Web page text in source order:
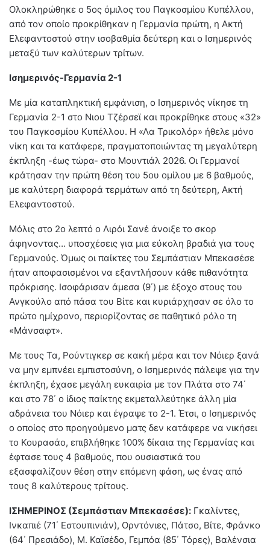
Ολοκληρώθηκε ο 5ος όμιλος του Παγκοσμίου Κυπέλλου,
από τον οποίο προκρίθηκαν η Γερμανία πρώτη, η Ακτή
Ελεφαντοστού στην ισοβαθμία δεύτερη και ο Ισημερινός
μεταξύ των καλύτερων τρίτων.
Ισημερινός-Γερμανία 2-1
Με μία καταπληκτική εμφάνιση, ο Ισημερινός νίκησε τη
Γερμανία 2-1 στο Νιου Τζέρσεϊ και προκρίθηκε στους «32»
του Παγκοσμίου Κυπέλλου. Η «Λα Τρικολόρ» ήθελε μόνο
νίκη και τα κατάφερε, πραγματοποιώντας τη μεγαλύτερη
έκπληξη -έως τώρα- στο Μουντιάλ 2026. Οι Γερμανοί
κράτησαν την πρώτη θέση του 5ου ομίλου με 6 βαθμούς,
με καλύτερη διαφορά τερμάτων από τη δεύτερη, Ακτή
Ελεφαντοστού.
Μόλις στο 2ο λεπτό ο Λιρόι Σανέ άνοιξε το σκορ
άφηνοντας… υποσχέσεις για μια εύκολη βραδιά για τους
Γερμανούς. Όμως οι παίκτες του Σεμπάστιαν Μπεκασέσε
ήταν αποφασισμένοι να εξαντλήσουν κάθε πιθανότητα
πρόκρισης. Ισοφάρισαν άμεσα (9΄) με έξοχο στους του
Ανγκούλο από πάσα του Βίτε και κυριάρχησαν σε όλο το
πρώτο ημίχρονο, περιορίζοντας σε παθητικό ρόλο τη
«Μάνσαφτ».
Με τους Τα, Ρούντιγκερ σε κακή μέρα και τον Νόιερ ξανά
να μην εμπνέει εμπιστοσύνη, ο Ισημερινός πάλεψε για την
έκπληξη, έχασε μεγάλη ευκαιρία με τον Πλάτα στο 74΄
και στο 78΄ ο ίδιος παίκτης εκμεταλλεύτηκε άλλη μία
αδράνεια του Νόιερ και έγραψε το 2-1. Έτσι, ο Ισημερινός
ο οποίος στο προηγούμενο ματς δεν κατάφερε να νικήσει
το Κουρασάο, επιβλήθηκε 100% δίκαια της Γερμανίας και
έφτασε τους 4 βαθμούς, που ουσιαστικά του
εξασφαλίζουν θέση στην επόμενη φάση, ως ένας από
τους 8 καλύτερους τρίτους.
ΙΣΗΜΕΡΙΝΟΣ (Σεμπάστιαν Μπεκασέσε): Γκαλίντες,
Ινκαπιέ (71΄ Εστουπινιάν), Ορντόνιες, Πάτσο, Βίτε, Φράνκο
(64΄ Πρεσιάδο), Μ. Καϊσέδο, Γεμπόα (85΄ Τόρες), Βαλένσια